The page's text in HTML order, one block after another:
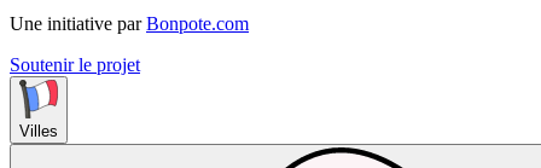
Une initiative par Bonpote.com
Soutenir le projet
Villes